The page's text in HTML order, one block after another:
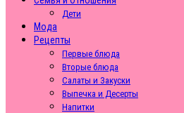
Дети
Мода
Рецепты
Первые блюда
Вторые блюда
Салаты и Закуски
Выпечка и Десерты
Напитки